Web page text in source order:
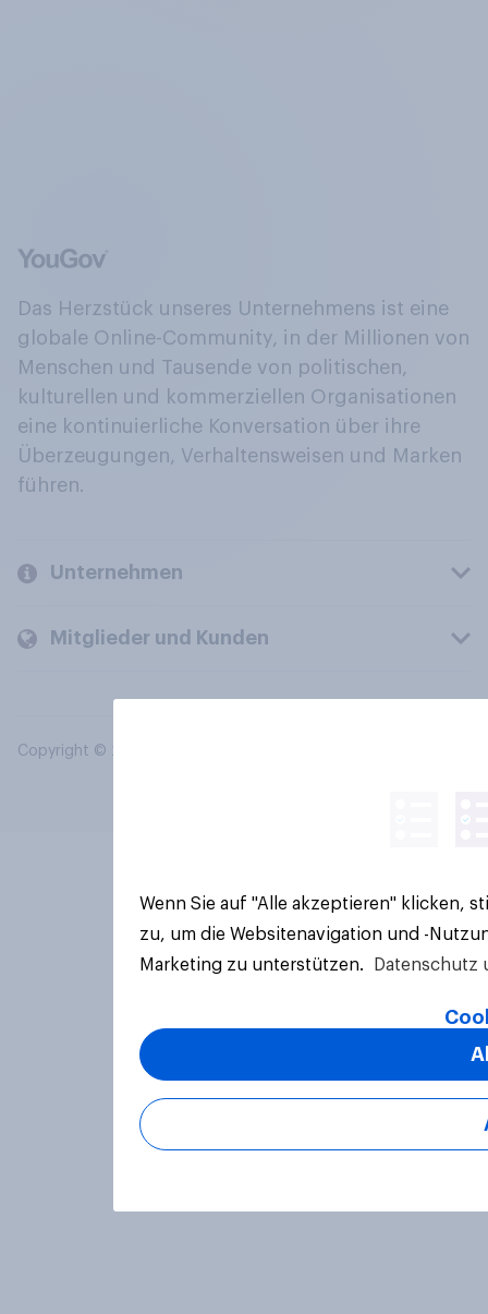
Das Herzstück unseres Unternehmens ist eine
globale Online-Community, in der Millionen von
Menschen und Tausende von politischen,
kulturellen und kommerziellen Organisationen
eine kontinuierliche Konversation über ihre
Überzeugungen, Verhaltensweisen und Marken
führen.
Unternehmen
Mitglieder und Kunden
Copyright © 2026 YouGov PLC. Alle Rechte vorbehalten.
Wenn Sie auf "Alle akzeptieren" klicken,
zu, um die Websitenavigation und -
Marketing zu unterstützen.
Datenschutz